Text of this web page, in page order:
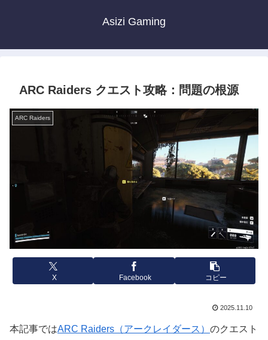
Asizi Gaming
ARC Raiders クエスト攻略：問題の根源
ARC Raiders
X Facebook コピー
2025.11.10
本記事ではARC Raiders（アークレイダース） のクエスト